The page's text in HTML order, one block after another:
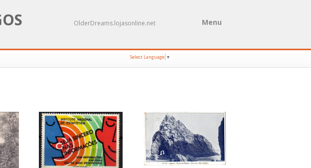
OlderDreams.lojasonline.net Menu
Select Language ▼